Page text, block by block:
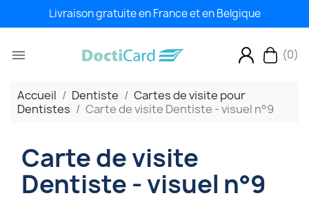
Livraison gratuite en France et en Belgique
 (0)
Accueil Dentiste
Cartes de visite pour
Dentistes
Carte de visite Dentiste - visuel n°9
Carte de visite
Dentiste - visuel n°9